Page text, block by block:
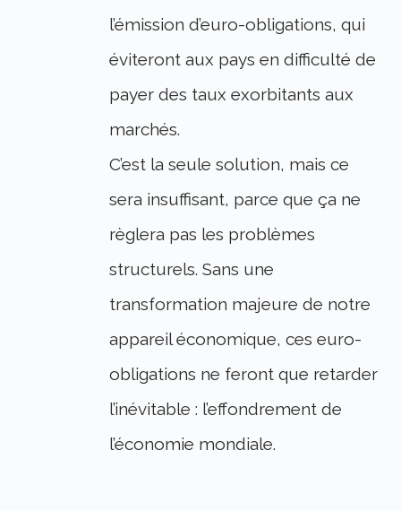
l’émission d’euro-obligations, qui
éviteront aux pays en difficulté de
payer des taux exorbitants aux
marchés.
C’est la seule solution, mais ce
sera insuffisant, parce que ça ne
règlera pas les problèmes
structurels. Sans une
transformation majeure de notre
appareil économique, ces euro-
obligations ne feront que retarder
l’inévitable : l’effondrement de
l’économie mondiale.